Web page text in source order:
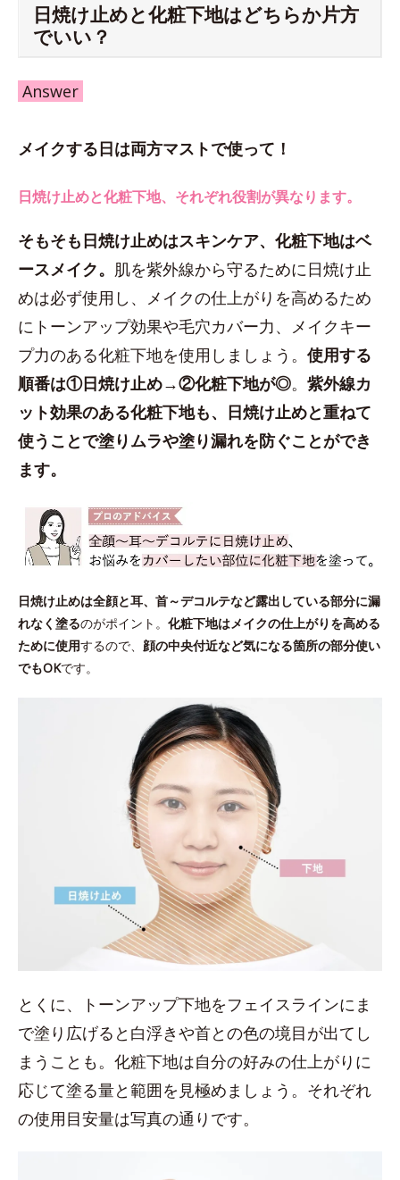
日焼け止めと化粧下地はどちらか片方
でいい？
Answer
メイクする日は両方マストで使って！
日焼け止めと化粧下地、それぞれ役割が異なります。
そもそも日焼け止めはスキンケア、化粧下地はベ
ースメイク。 肌を紫外線から守るために日焼け止
めは必ず使用し、メイクの仕上がりを高めるため
にトーンアップ効果や毛穴カバー力、メイクキー
プ力のある化粧下地を使用しましょう。 使用する
順番は①日焼け止め→②化粧下地が◎。 紫外線カ
ット効果のある化粧下地も、日焼け止めと重ねて
使うことで塗りムラや塗り漏れを防ぐことができ
ます。
日焼け止めは全顔と耳、首～デコルテなど露出している部分に漏
れなく塗るのがポイント。 化粧下地はメイクの仕上がりを高める
ために使用するので、 顔の中央付近など気になる箇所の部分使い
でもOKです。
とくに、トーンアップ下地をフェイスラインにま
で塗り広げると白浮きや首との色の境目が出てし
まうことも。化粧下地は自分の好みの仕上がりに
応じて塗る量と範囲を見極めましょう。それぞれ
の使用目安量は写真の通りです。